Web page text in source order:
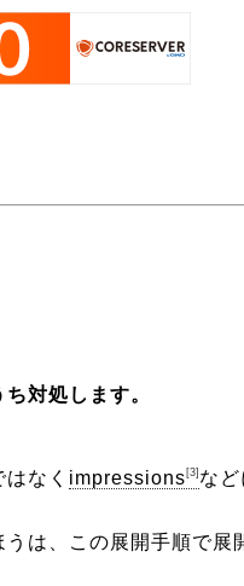
対処します。
なく impressions [3] な
は、この展開手順で展